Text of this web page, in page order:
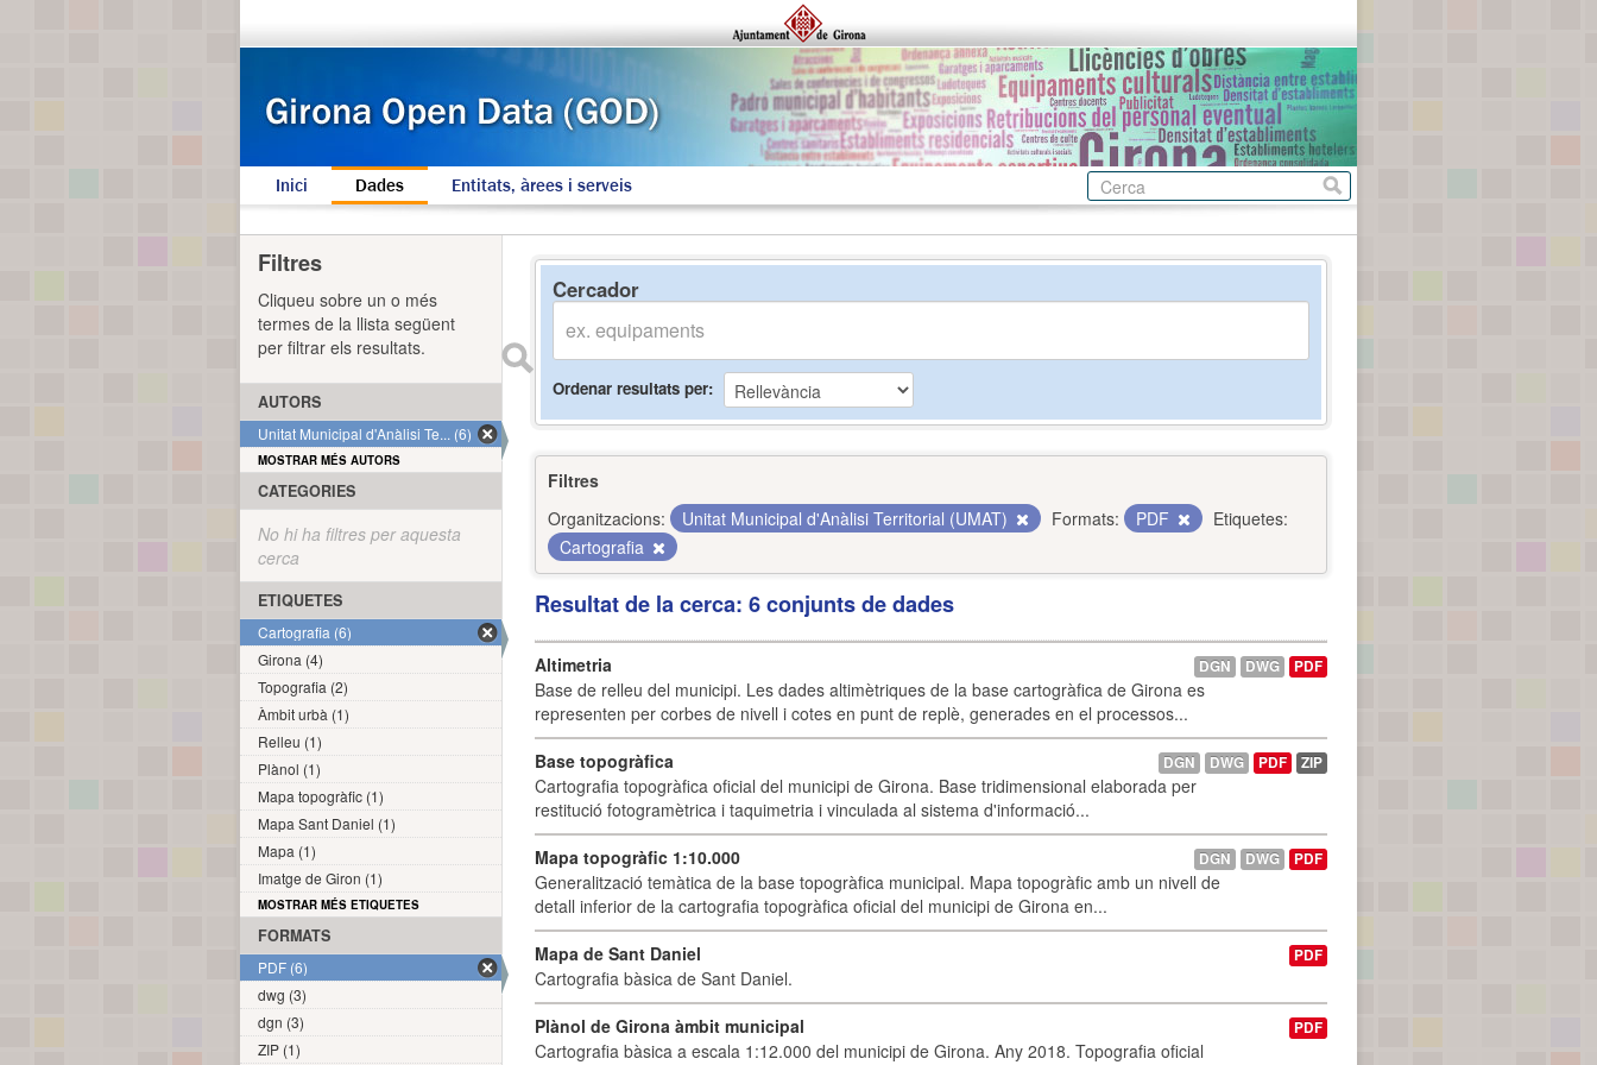
Inici Dades Entitats, àrees i serveis
Cercador
Ordenar resultats per
Filtres
Organitzacions:
Unitat Municipal d'Anàlisi Territorial (UMAT) Formats: PDF
Etiquetes:
Cartografia
Resultat de la cerca: 6 conjunts de dades
Altimetria
Base de relleu del municipi. Les dades altimètriques de la base cartogràfica de Girona es
representen per corbes de nivell i cotes en punt de replè, generades en el processos...
DGN DWG PDF
Base topogràfica
Cartografia topogràfica oficial del municipi de Girona. Base tridimensional elaborada per
restitució fotogramètrica i taquimetria i vinculada al sistema d'informació...
DGN DWG PDF ZIP
Mapa topogràfic 1:10.000
Generalització temàtica de la base topogràfica municipal. Mapa topogràfic amb un nivell de
detall inferior de la cartografia topogràfica oficial del municipi de Girona en...
DGN DWG PDF
Mapa de Sant Daniel
Cartografia bàsica de Sant Daniel.
PDF
Plànol de Girona àmbit municipal
Cartografia bàsica a escala 1:12.000 del municipi de Girona. Any 2018. Topografia oficial
PDF
Filtres
Cliqueu sobre un o més
termes de la llista següent
per filtrar els resultats.
AUTORS
Unitat Municipal d'Anàlisi Te... (6)
MOSTRAR MÉS AUTORS
CATEGORIES
No hi ha filtres per aquesta
cerca
ETIQUETES
Cartografia (6)
Girona (4)
Topografia (2)
Àmbit urbà (1)
Relleu (1)
Plànol (1)
Mapa topogràfic (1)
Mapa Sant Daniel (1)
Mapa (1)
Imatge de Giron (1)
MOSTRAR MÉS ETIQUETES
FORMATS
PDF (6)
dwg (3)
dgn (3)
ZIP (1)